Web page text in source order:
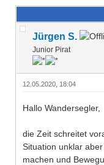
Jürgen S.
Junior Pirat
12.05.2020, 18:04
Hallo Wandersegler,
die Zeit schreitet
Situation unklar
machen und